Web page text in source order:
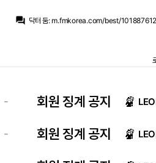
question_answer 닥터 둠: m.fmkorea.com/best/
마르코 로이스:헤나투 산체스도 20대 중반엔
마르코 로이스:큰부상도 없었고 나이도 여전히
- 회원 징계 공지
- 회원 징계 공지